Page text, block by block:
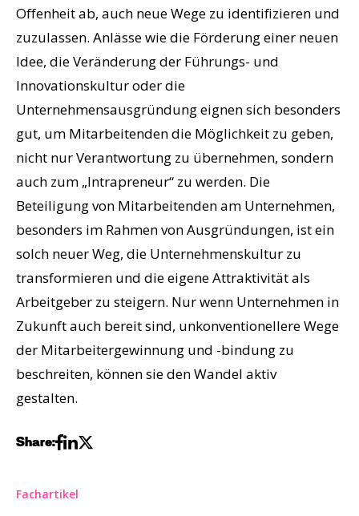
Offenheit ab, auch neue Wege zu identifizieren und
zuzulassen. Anlässe wie die Förderung einer neuen
Idee, die Veränderung der Führungs- und
Innovationskultur oder die
Unternehmensausgründung eignen sich besonders
gut, um Mitarbeitenden die Möglichkeit zu geben,
nicht nur Verantwortung zu übernehmen, sondern
auch zum „Intrapreneur“ zu werden. Die
Beteiligung von Mitarbeitenden am Unternehmen,
besonders im Rahmen von Ausgründungen, ist ein
solch neuer Weg, die Unternehmenskultur zu
transformieren und die eigene Attraktivität als
Arbeitgeber zu steigern. Nur wenn Unternehmen in
Zukunft auch bereit sind, unkonventionellere Wege
der Mitarbeitergewinnung und -bindung zu
beschreiten, können sie den Wandel aktiv
gestalten.
Share:
Fachartikel